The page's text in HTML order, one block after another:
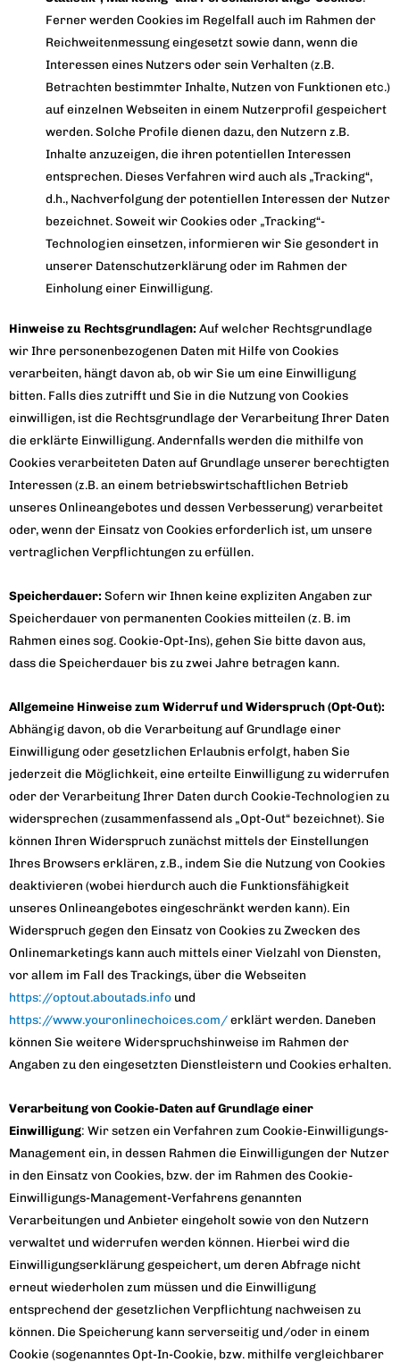
Ferner werden Cookies im Regelfall auch im Rahmen der
Reichweitenmessung eingesetzt sowie dann, wenn die
Interessen eines Nutzers oder sein Verhalten (z.B.
Betrachten bestimmter Inhalte, Nutzen von Funktionen etc.)
auf einzelnen Webseiten in einem Nutzerprofil gespeichert
werden. Solche Profile dienen dazu, den Nutzern z.B.
Inhalte anzuzeigen, die ihren potentiellen Interessen
entsprechen. Dieses Verfahren wird auch als „Tracking“,
d.h., Nachverfolgung der potentiellen Interessen der Nutzer
bezeichnet. Soweit wir Cookies oder „Tracking“-
Technologien einsetzen, informieren wir Sie gesondert in
unserer Datenschutzerklärung oder im Rahmen der
Einholung einer Einwilligung.
Hinweise zu Rechtsgrundlagen: Auf welcher Rechtsgrundlage
wir Ihre personenbezogenen Daten mit Hilfe von Cookies
verarbeiten, hängt davon ab, ob wir Sie um eine Einwilligung
bitten. Falls dies zutrifft und Sie in die Nutzung von Cookies
einwilligen, ist die Rechtsgrundlage der Verarbeitung Ihrer Daten
die erklärte Einwilligung. Andernfalls werden die mithilfe von
Cookies verarbeiteten Daten auf Grundlage unserer berechtigten
Interessen (z.B. an einem betriebswirtschaftlichen Betrieb
unseres Onlineangebotes und dessen Verbesserung) verarbeitet
oder, wenn der Einsatz von Cookies erforderlich ist, um unsere
vertraglichen Verpflichtungen zu erfüllen.
Speicherdauer: Sofern wir Ihnen keine expliziten Angaben zur
Speicherdauer von permanenten Cookies mitteilen (z. B. im
Rahmen eines sog. Cookie-Opt-Ins), gehen Sie bitte davon aus,
dass die Speicherdauer bis zu zwei Jahre betragen kann.
Allgemeine Hinweise zum Widerruf und Widerspruch (Opt-Out):
Abhängig davon, ob die Verarbeitung auf Grundlage einer
Einwilligung oder gesetzlichen Erlaubnis erfolgt, haben Sie
jederzeit die Möglichkeit, eine erteilte Einwilligung zu widerrufen
oder der Verarbeitung Ihrer Daten durch Cookie-Technologien zu
widersprechen (zusammenfassend als „Opt-Out“ bezeichnet). Sie
können Ihren Widerspruch zunächst mittels der Einstellungen
Ihres Browsers erklären, z.B., indem Sie die Nutzung von Cookies
deaktivieren (wobei hierdurch auch die Funktionsfähigkeit
unseres Onlineangebotes eingeschränkt werden kann). Ein
Widerspruch gegen den Einsatz von Cookies zu Zwecken des
Onlinemarketings kann auch mittels einer Vielzahl von Diensten,
vor allem im Fall des Trackings, über die Webseiten
https://optout.aboutads.info und
https://www.youronlinechoices.com/erklärt werden. Daneben
können Sie weitere Widerspruchshinweise im Rahmen der
Angaben zu den eingesetzten Dienstleistern und Cookies erhalten.
Verarbeitung von Cookie-Daten auf Grundlage einer
Einwilligung: Wir setzen ein Verfahren zum Cookie-Einwilligungs-
Management ein, in dessen Rahmen die Einwilligungen der Nutzer
in den Einsatz von Cookies, bzw. der im Rahmen des Cookie-
Einwilligungs-Management-Verfahrens genannten
Verarbeitungen und Anbieter eingeholt sowie von den Nutzern
verwaltet und widerrufen werden können. Hierbei wird die
Einwilligungserklärung gespeichert, um deren Abfrage nicht
erneut wiederholen zum müssen und die Einwilligung
entsprechend der gesetzlichen Verpflichtung nachweisen zu
können. Die Speicherung kann serverseitig und/oder in einem
Cookie (sogenanntes Opt-In-Cookie, bzw. mithilfe vergleichbarer